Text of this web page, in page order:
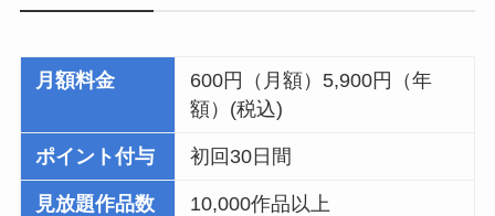
月額料金
600円（月額）5,900円（年
額）(税込)
ポイント付与 初回30日間
見放題作品数 10,000作品以上